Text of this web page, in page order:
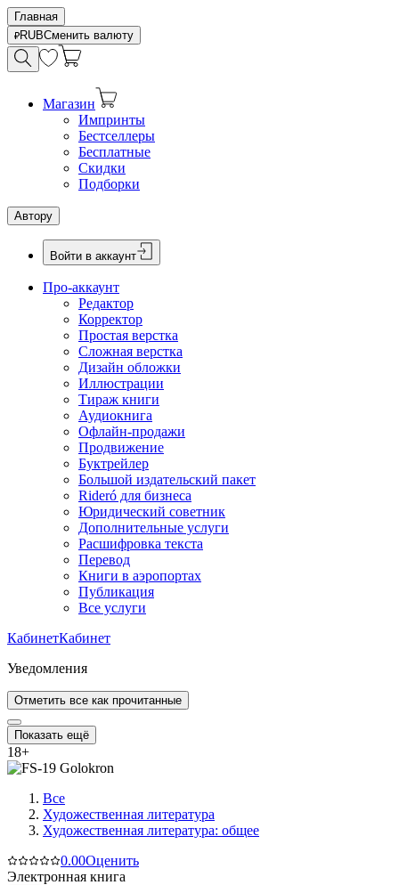
Главная
RUBСменить валюту
Магазин
Импринты
Бестселлеры
Бесплатные
Скидки
Подборки
Автору
Войти в аккаунт
Про-аккаунт
Редактор
Корректор
Простая верстка
Сложная верстка
Дизайн обложки
Иллюстрации
Тираж книги
Аудиокнига
Офлайн-продажи
Продвижение
Буктрейлер
Большой издательский пакет
Rideró для бизнеса
Юридический советник
Дополнительные услуги
Расшифровка текста
Перевод
Книги в аэропортах
Публикация
Все услуги
КабинетКабинет
Уведомления
Отметить все как прочитанные
Показать ещё
18+
Все
Художественная литература
Художественная литература: общее
0.00Оценить
Электронная книга